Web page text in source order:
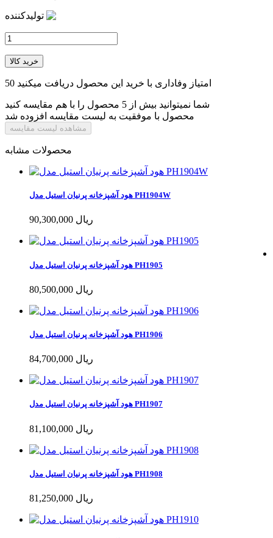
تولیدکننده
خرید کالا
50 امتیاز وفاداری با خرید این محصول دریافت میکنید
شما نمیتوانید بیش از 5 محصول را با هم مقایسه کنید
محصول با موفقیت به لیست مقایسه افزوده شد
مشاهده لیست مقایسه
محصولات مشابه
هود آشپزخانه پرنیان استیل مدل PH1904W
90,300,000 ریال
هود آشپزخانه پرنیان استیل مدل PH1905
80,500,000 ریال
هود آشپزخانه پرنیان استیل مدل PH1906
84,700,000 ریال
هود آشپزخانه پرنیان استیل مدل PH1907
81,100,000 ریال
هود آشپزخانه پرنیان استیل مدل PH1908
81,250,000 ریال